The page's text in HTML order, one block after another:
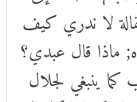
لا ندري كيف
ماذا قال عبدي؟
ينبغي لجلال